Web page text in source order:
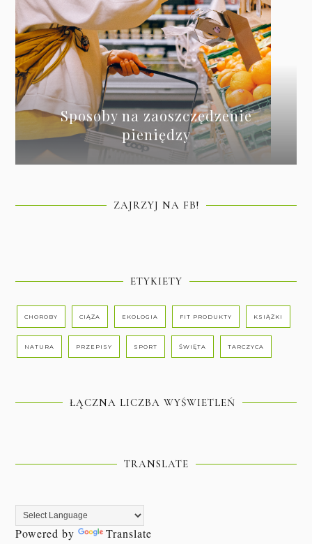
Sposoby na zaoszczędzenie
pieniędzy
ZAJRZYJ NA FB!
ETYKIETY
CHOROBY CIĄŻA EKOLOGIA FIT PRODUKTY KSIĄŻKI
NATURA PRZEPISY SPORT ŚWIĘTA TARCZYCA
ŁĄCZNA LICZBA WYŚWIETLEŃ
TRANSLATE
Powered by Translate